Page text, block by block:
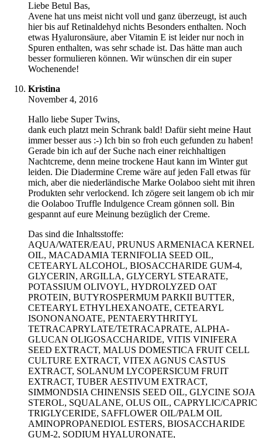
Liebe Betul Bas,
Avene hat uns meist nicht voll und ganz überzeugt, ist auch
hier bis auf Retinaldehyd nichts Besonders enthalten. Noch
etwas Hyaluronsäure, aber Vitamin E ist leider nur noch in
Spuren enthalten, was sehr schade ist. Das hätte man auch
besser formulieren können. Wir wünschen dir ein super
Wochenende!
Kristina
November 4, 2016
Hallo liebe Super Twins,
dank euch platzt mein Schrank bald! Dafür sieht meine Haut
immer besser aus :-) Ich bin so froh euch gefunden zu haben!
Gerade bin ich auf der Suche nach einer reichhaltigen
Nachtcreme, denn meine trockene Haut kann im Winter gut
leiden. Die Diadermine Creme wäre auf jeden Fall etwas für
mich, aber die niederländische Marke Oolaboo sieht mit ihren
Produkten sehr verlockend. Ich zögere seit langem ob ich mir
die Oolaboo Truffle Indulgence Cream gönnen soll. Bin
gespannt auf eure Meinung bezüglich der Creme.
Das sind die Inhaltsstoffe:
AQUA/WATER/EAU, PRUNUS ARMENIACA KERNEL
OIL, MACADAMIA TERNIFOLIA SEED OIL,
CETEARYL ALCOHOL, BIOSACCHARIDE GUM-4,
GLYCERIN, ARGILLA, GLYCERYL STEARATE,
POTASSIUM OLIVOYL, HYDROLYZED OAT
PROTEIN, BUTYROSPERMUM PARKII BUTTER,
CETEARYL ETHYLHEXANOATE, CETEARYL
ISONONANOATE, PENTAERYTHRITYL
TETRACAPRYLATE/TETRACAPRATE, ALPHA-
GLUCAN OLIGOSACCHARIDE, VITIS VINIFERA
SEED EXTRACT, MALUS DOMESTICA FRUIT CELL
CULTURE EXTRACT, VITEX AGNUS CASTUS
EXTRACT, SOLANUM LYCOPERSICUM FRUIT
EXTRACT, TUBER AESTIVUM EXTRACT,
SIMMONDSIA CHINENSIS SEED OIL, GLYCINE SOJA
STEROL, SQUALANE, OLUS OIL, CAPRYLIC/CAPRIC
TRIGLYCERIDE, SAFFLOWER OIL/PALM OIL
AMINOPROPANEDIOL ESTERS, BIOSACCHARIDE
GUM-2, SODIUM HYALURONATE,